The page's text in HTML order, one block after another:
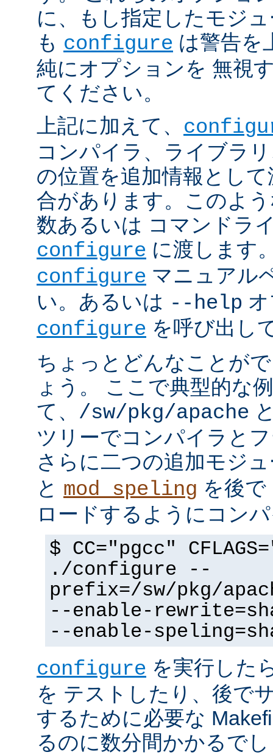
に、もし指定したモジ
も configure は警告を
純にオプションを 無視
てください。
上記に加えて、
コンパイラ、ライブラ
の位置を追加情報とし
合があります。このよ
数あるいは コマンドラ
configure に渡します
configure マニュアル
い。あるいは --help
configure を呼び出し
ちょっとどんなことが
ょう。 ここで典型的な
て、 /sw/pkg/apache
ツリーでコンパイラと
さらに二つの追加モジ
と mod_speling を後
ロードするようにコン
$ CC="pgcc"
./configure --
prefix=/sw/pkg/
--enable-
--enable-
configure を実行した
を テストしたり、後で
するために必要な
るのに数分間かかるで